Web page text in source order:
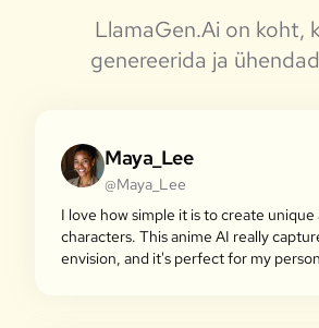
LlamaGen.Ai on koht,
genereerida ja
Maya_Lee
@Maya_Lee
I love how simple it is to create unique
characters. This anime AI really
envision, and it's perfect for my